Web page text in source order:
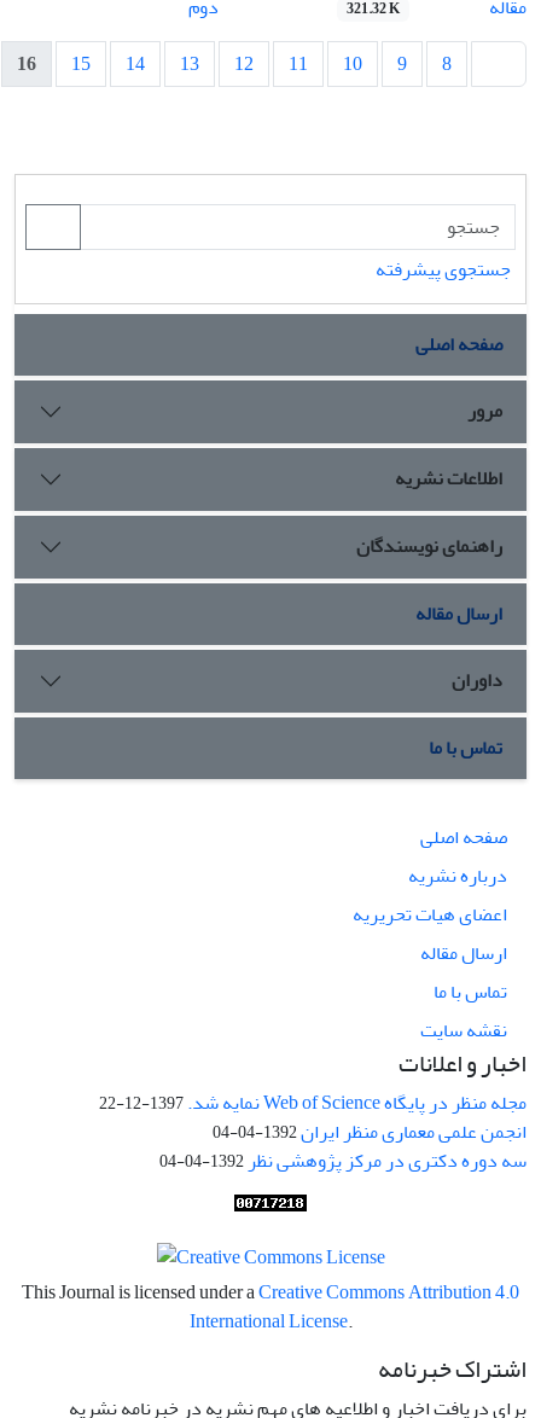
321.32 K
8
9
10
11
12
13
14
15
16
جستجوی پیشرفته
صفحه اصلی
مرور
اطلاعات نشریه
راهنمای نویسندگان
ارسال مقاله
داوران
تماس با ما
صفحه اصلی
درباره نشریه
اعضای هیات تحریریه
ارسال مقاله
تماس با ما
نقشه سایت
اخبار و اعلانات
مجله منظر در پایگاه Web of Science نمایه شد. 1397-12-22
انجمن علمی معماری منظر ایران1392-04-04
سه دوره دکتری در مرکز پژوهشی نظر 1392-04-04
This Journal is licensed under aCreative Commons Attribution 4.0
International License.
اشتراک خبرنامه
برای دریافت اخبار و اطلاعیه های مهم نشریه در خبرنامه نشریه